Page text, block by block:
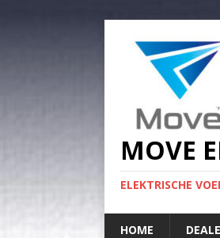
MOVE
ELEKTRISCHE
HOME